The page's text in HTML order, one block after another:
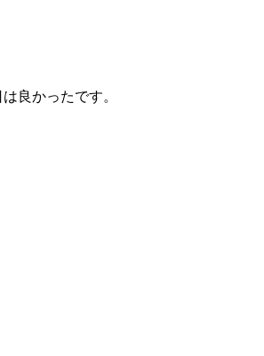
良かったです。